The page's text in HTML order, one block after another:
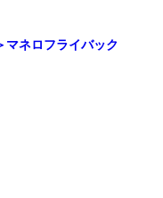
マネロフライバック